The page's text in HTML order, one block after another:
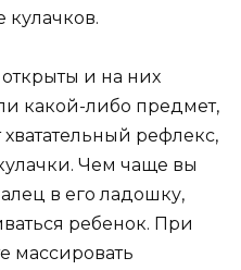
и на них
какой-либо предмет,
рефлекс,
Чем чаще вы
в его ладошку,
ребенок. При
массировать